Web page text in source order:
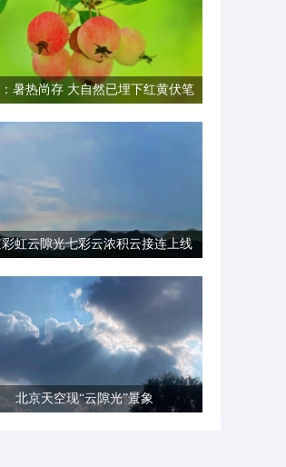
暑热尚存 大自然已埋下红黄伏笔
虹云隙光七彩云浓积云接连上线
北京天空现“云隙光”景象